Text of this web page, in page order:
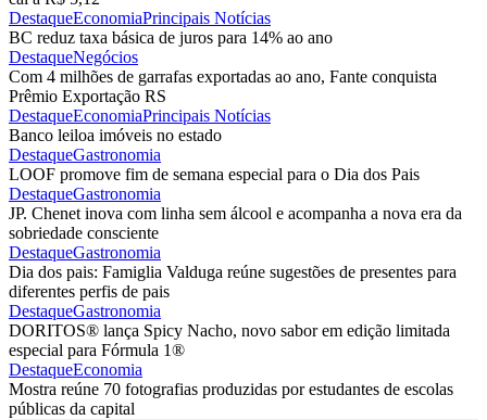
DestaqueEconomiaPrincipais Notícias
BC reduz taxa básica de juros para 14% ao ano
DestaqueNegócios
Com 4 milhões de garrafas exportadas ao ano, Fante conquista
Prêmio Exportação RS
DestaqueEconomiaPrincipais Notícias
Banco leiloa imóveis no estado
DestaqueGastronomia
LOOF promove fim de semana especial para o Dia dos Pais
DestaqueGastronomia
JP. Chenet inova com linha sem álcool e acompanha a nova era da
sobriedade consciente
DestaqueGastronomia
Dia dos pais: Famiglia Valduga reúne sugestões de presentes para
diferentes perfis de pais
DestaqueGastronomia
DORITOS® lança Spicy Nacho, novo sabor em edição limitada
especial para Fórmula 1®
DestaqueEconomia
Mostra reúne 70 fotografias produzidas por estudantes de escolas
públicas da capital